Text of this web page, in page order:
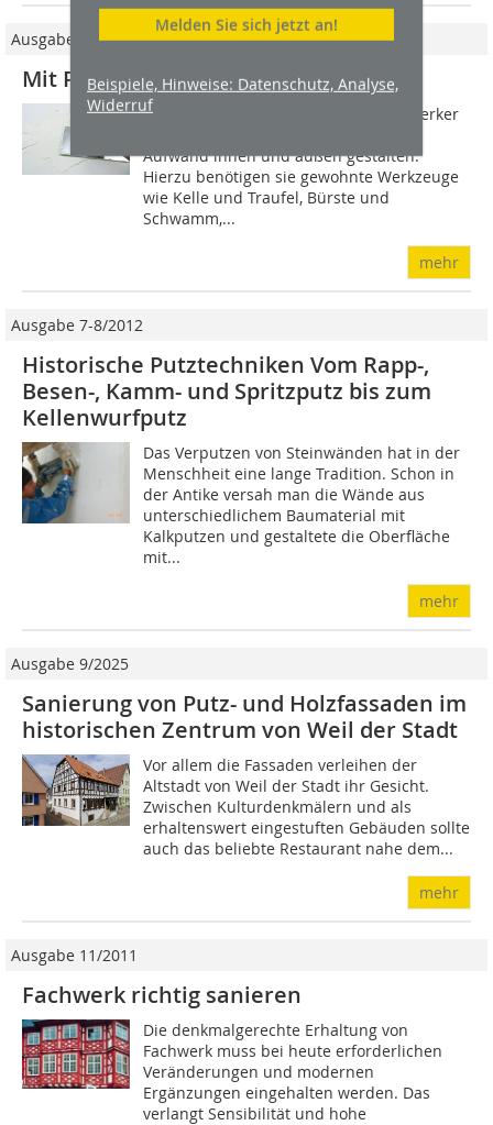
Melden Sie sich jetzt an!
Beispiele, Hinweise: Datenschutz, Analyse,
Widerruf
Ausgabe 11/2017
Mit Putz fugenlose Flächen gestalten
Kreative Wandflächen können Handwerker
Aufwand innen und außen gestalten.
Hierzu benötigen sie gewohnte Werkzeuge
wie Kelle und Traufel, Bürste und
Schwamm,...
mehr
Ausgabe 7-8/2012
Historische Putztechniken Vom Rapp-,
Besen-, Kamm- und Spritzputz bis zum
Kellenwurfputz
Das Verputzen von Steinwänden hat in der
Menschheit eine lange Tradition. Schon in
der Antike versah man die Wände aus
unterschiedlichem Baumaterial mit
Kalkputzen und gestaltete die Oberfläche
mit...
mehr
Ausgabe 9/2025
Sanierung von Putz- und Holzfassaden im
historischen Zentrum von Weil der Stadt
Vor allem die Fassaden verleihen der
Altstadt von Weil der Stadt ihr Gesicht.
Zwischen Kul­turdenkmälern und als
erhaltenswert eingestuften ­Gebäuden sollte
auch das beliebte Restaurant nahe dem...
mehr
Ausgabe 11/2011
Fachwerk richtig sanieren
Die denkmalgerechte Erhaltung von
Fachwerk muss bei heute erforderlichen
Veränderungen und modernen
Ergänzungen eingehalten werden. Das
verlangt Sensibilität und hohe